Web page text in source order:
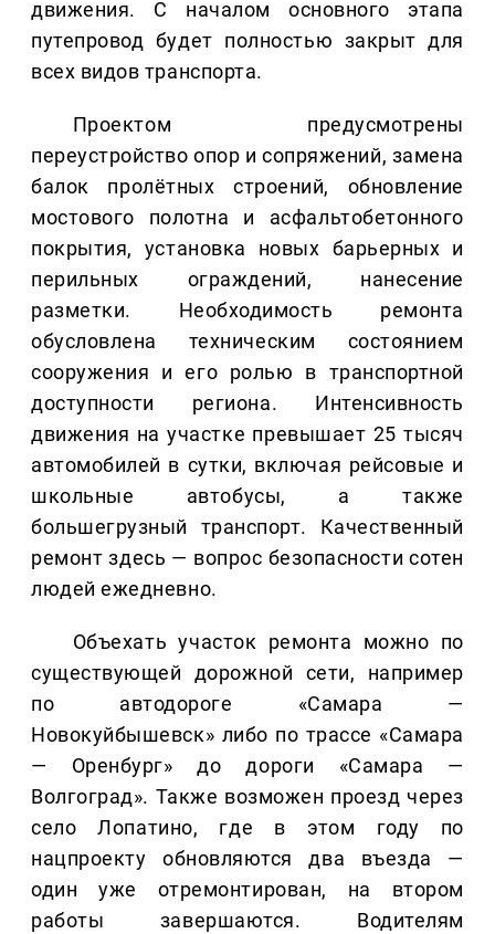
движения. С началом основного этапа
путепровод будет полностью закрыт для
всех видов транспорта.
Проектом предусмотрены
переустройство опор и сопряжений, замена
балок пролётных строений, обновление
мостового полотна и асфальтобетонного
покрытия, установка новых барьерных и
перильных ограждений, нанесение
разметки. Необходимость ремонта
обусловлена техническим состоянием
сооружения и его ролью в транспортной
доступности региона. Интенсивность
движения на участке превышает 25 тысяч
автомобилей в сутки, включая рейсовые и
школьные автобусы, а также
большегрузный транспорт. Качественный
ремонт здесь — вопрос безопасности сотен
людей ежедневно.
Объехать участок ремонта можно по
существующей дорожной сети, например
по автодороге «Самара —
Новокуйбышевск» либо по трассе «Самара
— Оренбург» до дороги «Самара —
Волгоград». Также возможен проезд через
село Лопатино, где в этом году по
нацпроекту обновляются два въезда —
один уже отремонтирован, на втором
работы завершаются. Водителям